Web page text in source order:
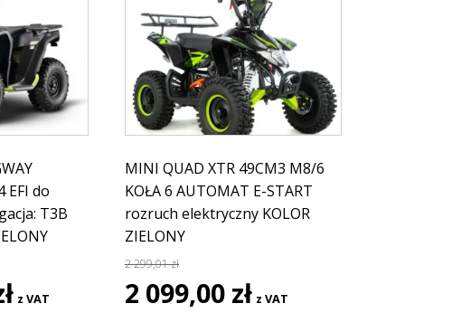
EFI do
T3B
cena
z VAT
MINI QUAD XTR 49CM3 M8/6
KOŁA 6 AUTOMAT E-START
rozruch elektryczny KOLOR
ZIELONY
2 299,01zł
Pierwotna
cena
2 099,00 zł cena
z VAT